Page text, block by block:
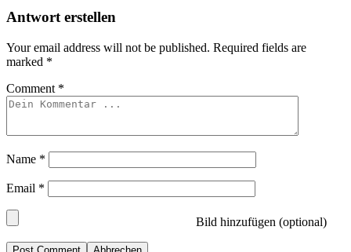
Antwort erstellen
Your email address will not be published. Required fields are
marked *
Comment *
Name *
Email *
Bild hinzufügen (optional)